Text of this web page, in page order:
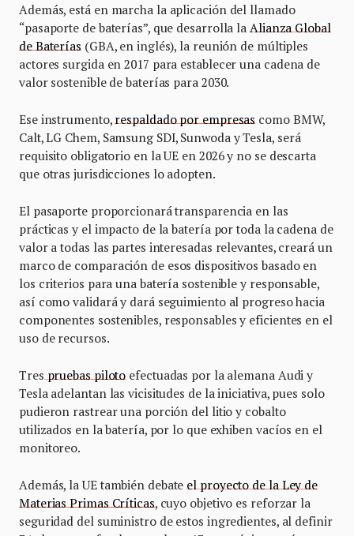
Además, está en marcha la aplicación del llamado
“pasaporte de baterías”, que desarrolla la Alianza Global
de Baterías (GBA, en inglés), la reunión de múltiples
actores surgida en 2017 para establecer una cadena de
valor sostenible de baterías para 2030.
Ese instrumento, respaldado por empresas como BMW,
Calt, LG Chem, Samsung SDI, Sunwoda y Tesla, será
requisito obligatorio en la UE en 2026 y no se descarta
que otras jurisdicciones lo adopten.
El pasaporte proporcionará transparencia en las
prácticas y el impacto de la batería por toda la cadena de
valor a todas las partes interesadas relevantes, creará un
marco de comparación de esos dispositivos basado en
los criterios para una batería sostenible y responsable,
así como validará y dará seguimiento al progreso hacia
componentes sostenibles, responsables y eficientes en el
uso de recursos.
Tres pruebas piloto efectuadas por la alemana Audi y
Tesla adelantan las vicisitudes de la iniciativa, pues solo
pudieron rastrear una porción del litio y cobalto
utilizados en la batería, por lo que exhiben vacíos en el
monitoreo.
Además, la UE también debate el proyecto de la Ley de
Materias Primas Críticas, cuyo objetivo es reforzar la
seguridad del suministro de estos ingredientes, al definir